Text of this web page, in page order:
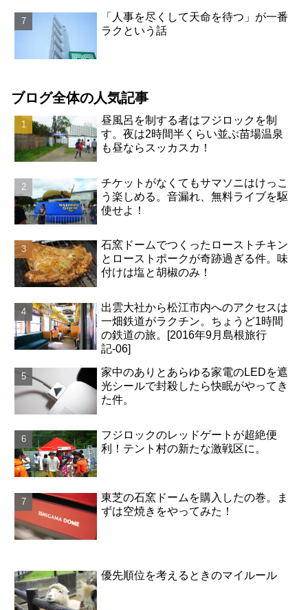
「人事を尽くして天命を待つ」が一番
ラクという話
ブログ全体の人気記事
昼風呂を制する者はフジロックを制
す。夜は2時間半くらい並ぶ苗場温泉
も昼ならスッカスカ！
チケットがなくてもサマソニはけっこ
う楽しめる。音漏れ、無料ライブを駆
使せよ！
石窯ドームでつくったローストチキン
とローストポークが奇跡過ぎる件。味
付けは塩と胡椒のみ！
出雲大社から松江市内へのアクセスは
一畑鉄道がラクチン。ちょうど1時間
の鉄道の旅。[2016年9月島根旅行
記-06]
家中のありとあらゆる家電のLEDを遮
光シールで封殺したら快眠がやってき
た件。
フジロックのレッドゲートが超絶便
利！テント村の新たな激戦区に。
東芝の石窯ドームを購入したの巻。ま
ずは空焼きをやってみた！
優先順位を考えるときのマイルール